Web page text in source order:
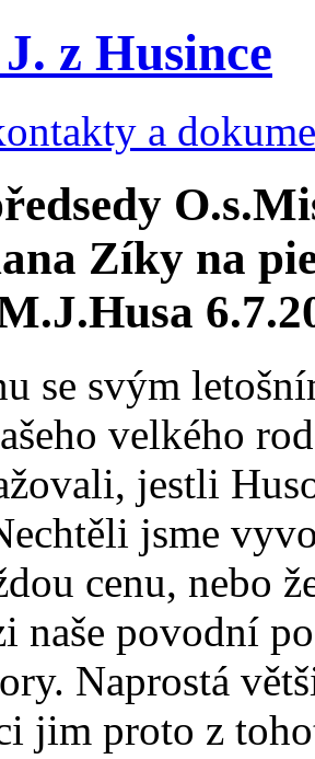
z Husince
a
Zíky na
se svým
velkého
jestli
jsme
cenu, nebo
naše povodní
Naprostá
jim proto z